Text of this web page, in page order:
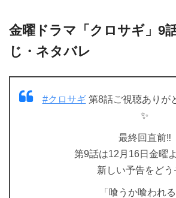
金曜ドラマ「クロサギ」9
じ・ネタバレ
#クロサギ第8話ご視聴ありが
✨
最終回直前‼️
第9話は12月16日金曜
新しい予告をどう
「喰うか喰われ